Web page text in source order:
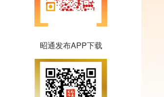
昭通发布APP下载